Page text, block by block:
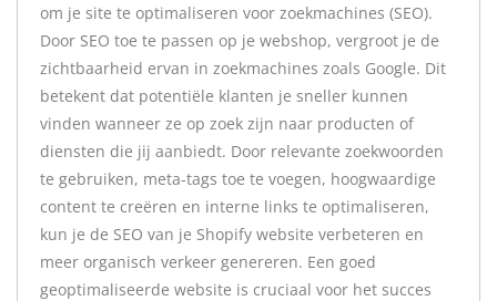
om je site te optimaliseren voor zoekmachines (SEO).
Door SEO toe te passen op je webshop, vergroot je de
zichtbaarheid ervan in zoekmachines zoals Google. Dit
betekent dat potentiële klanten je sneller kunnen
vinden wanneer ze op zoek zijn naar producten of
diensten die jij aanbiedt. Door relevante zoekwoorden
te gebruiken, meta-tags toe te voegen, hoogwaardige
content te creëren en interne links te optimaliseren,
kun je de SEO van je Shopify website verbeteren en
meer organisch verkeer genereren. Een goed
geoptimaliseerde website is cruciaal voor het succes